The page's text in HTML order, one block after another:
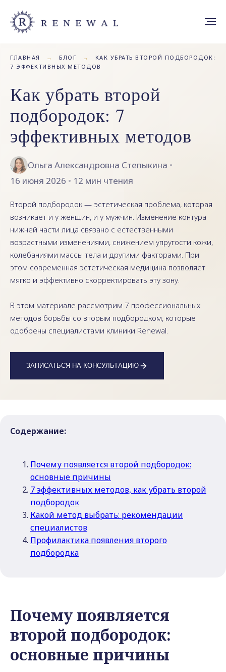
ГЛАВНАЯ → БЛОГ →
КАК УБРАТЬ ВТОРОЙ ПОДБОРОДОК:
7 ЭФФЕКТИВНЫХ МЕТОДОВ
Как убрать второй
подбородок: 7
эффективных методов
Ольга Александровна Степыкина •
16 июня 2026 • 12 мин чтения
Второй подбородок — эстетическая проблема, которая
возникает и у женщин, и у мужчин. Изменение контура
нижней части лица связано с естественными
возрастными изменениями, снижением упругости кожи,
колебаниями массы тела и другими факторами. При
этом современная эстетическая медицина позволяет
мягко и эффективно скорректировать эту зону.
В этом материале рассмотрим 7 профессиональных
методов борьбы со вторым подбородком, которые
одобрены специалистами клиники Renewal.
ЗАПИСАТЬСЯ НА КОНСУЛЬТАЦИЮ
Содержание:
Почему появляется второй подбородок:
основные причины
7 эффективных методов, как убрать второй
подбородок
Какой метод выбрать: рекомендации
специалистов
Профилактика появления второго
подбородка
Почему появляется
второй подбородок:
основные причины